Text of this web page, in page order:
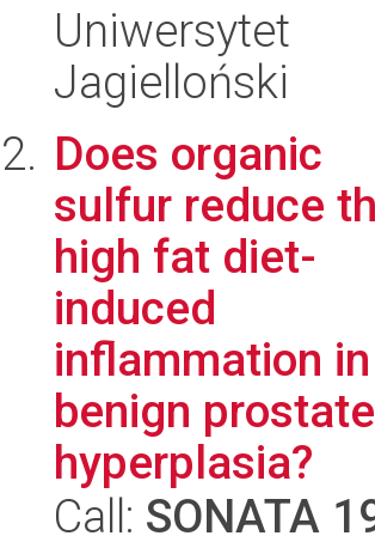
Uniwersytet
Jagielloński
Does organic
sulfur reduce
high fat diet-
induced
inflammation in
benign prostate
hyperplasia?
Call: SONATA